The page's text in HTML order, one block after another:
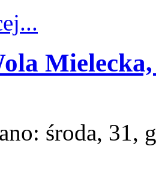
Mielecka,
środa, 31,